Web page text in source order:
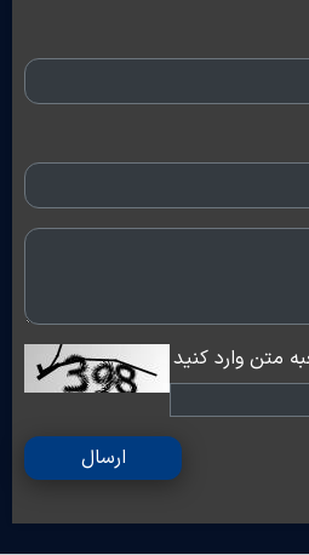
متن وارد کنید
ارسال